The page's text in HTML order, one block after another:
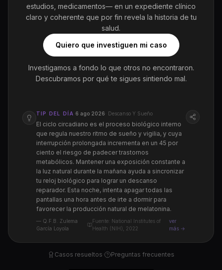
estudios, medicamentos— en un expediente clínico
claro y coherente que por fin revela la historia de tu
salud.
Quiero que investiguen mi caso
Investigamos a fondo lo que otros no encontraron.
Descubramos por qué te sigues sintiendo mal.
TIP DEL DÍA ·6 ago 2026· Descanso Y Sueño
El ciclo circadiano es el proceso biológico interno
que regula nuestro ritmo de sueño y vigilia, y cuya
interrupción prolongada incrementa en un 45 por
ciento el riesgo de padecer trastornos
metabólicos. Mantener una exposición constante a
la luz natural durante la mañana ayuda a sincronizar
tu reloj biológico para lograr un descanso
reparador. Esta noche, intenta apagar todas las
pantallas una hora antes de irte a dormir para
favorecer la producción natural de melatonina.
— Q.F.B. Zulema
García Loyola
Fuente: National Institutes of
Health (NIH), 2022
ver
más →
Casos resueltos Preguntas frecuentes